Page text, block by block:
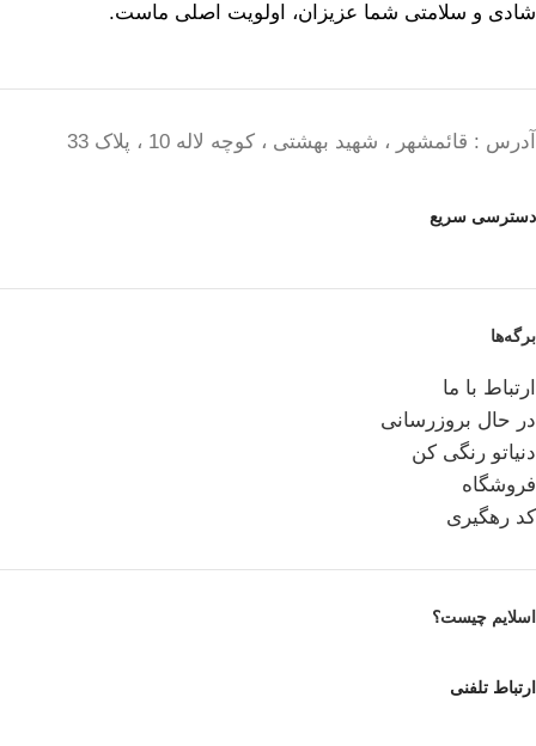
شادی و سلامتی شما عزیزان، اولویت اصلی ماست.
آدرس : قائمشهر ، شهید بهشتی ، کوچه لاله 10 ، پلاک 33
دسترسی سریع
برگه‌ها
ارتباط با ما
در حال بروزرسانی
دنیاتو رنگی کن
فروشگاه
کد رهگیری
اسلایم چیست؟
ارتباط تلفنی